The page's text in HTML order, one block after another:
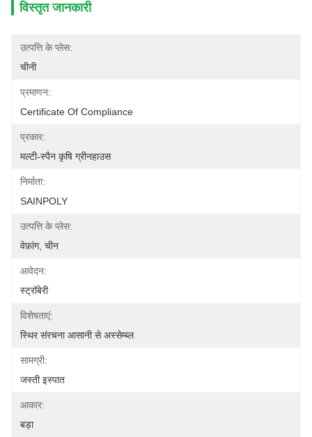
विस्तृत जानकारी
उत्पत्ति के प्लेस:
चीनी
प्रमाणन:
Certificate Of Compliance
प्रकार:
मल्टी-स्पैन कृषि ग्रीनहाउस
निर्माता:
SAINPOLY
उत्पत्ति के प्लेस:
वेफ़ांग, चीन
आवेदन:
स्ट्रॉबेरी
विशेषताएं:
स्थिर संरचना आसानी से अस्सेम्ब्ल
सामग्री:
जस्ती इस्पात
आकार:
बड़ा